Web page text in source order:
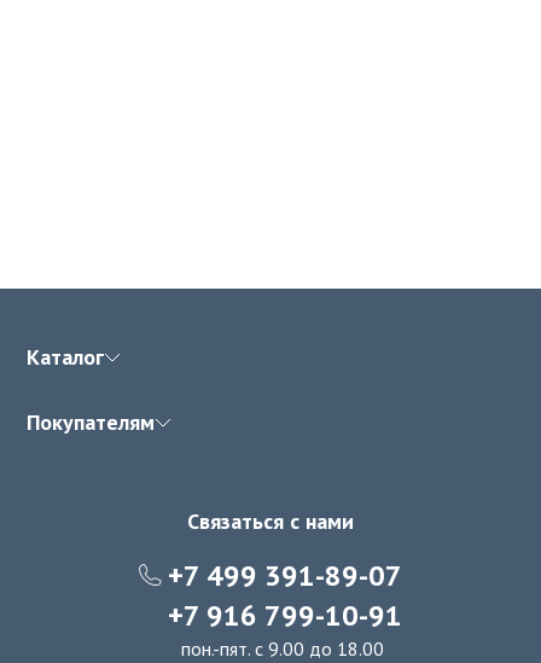
Каталог
Покупателям
Связаться с нами
+7 499 391-89-07
+7 916 799-10-91
пон.-пят. с 9.00 до 18.00